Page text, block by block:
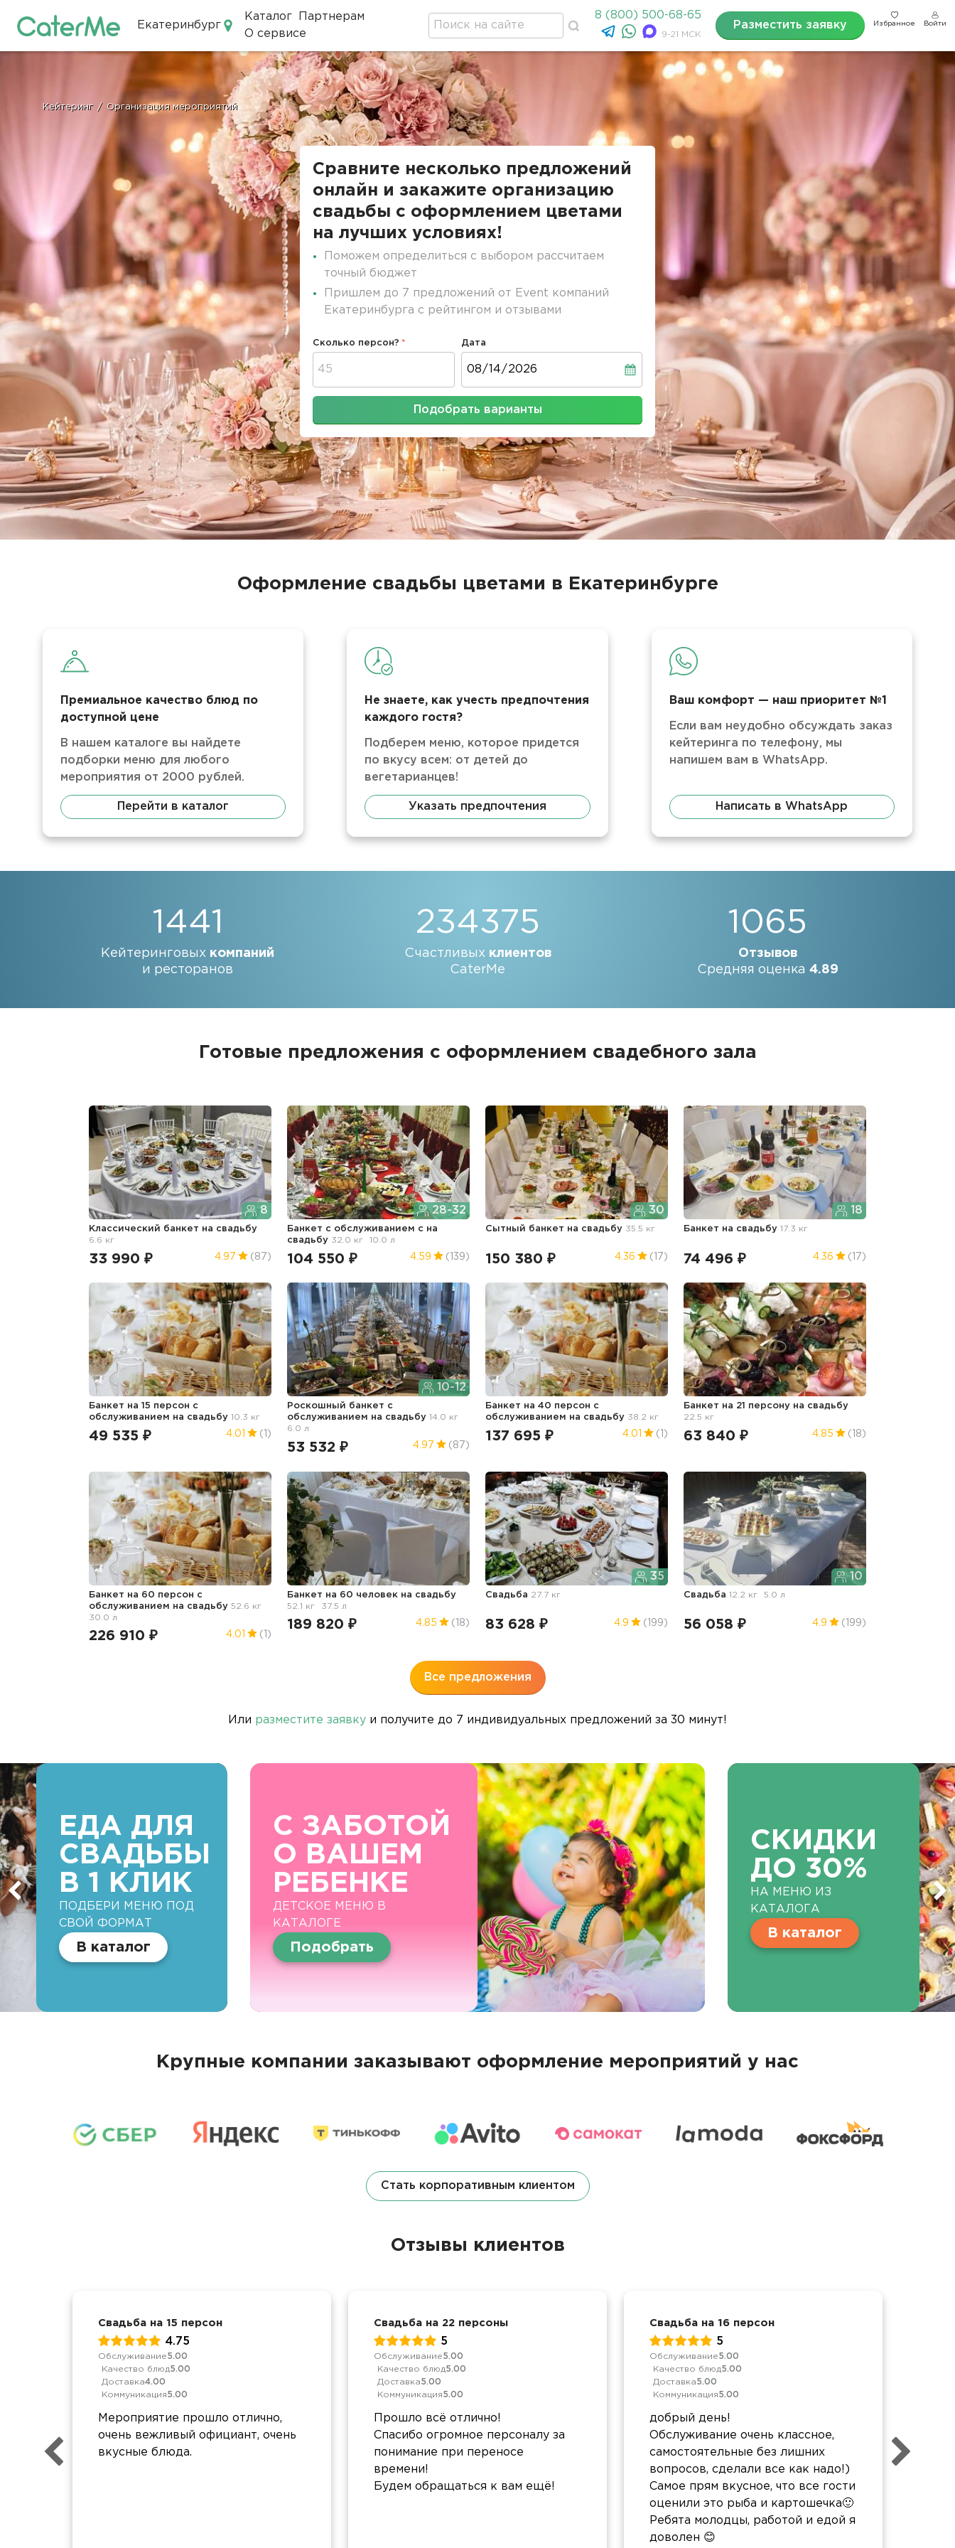
Екатеринбург
Каталог
Партнерам
О сервисе
8 (800) 500-68-65
9-21 МСК
Разместить заявку Избранное Войти
Строка
Кейтеринг / Организация мероприятий
Сравните несколько предложений
онлайн и закажите организацию
свадьбы с оформлением цветами
на лучших условиях!
Поможем определиться с выбором рассчитаем
точный бюджет
Пришлем до 7 предложений от Event компаний
Екатеринбурга с рейтингом и отзывами
Сколько персон? Дата
Подобрать варианты
Оформление свадьбы цветами в Екатеринбурге
Премиальное качество блюд по
доступной цене
В нашем каталоге вы найдете
подборки меню для любого
мероприятия от 2000 рублей.
Перейти в каталог
Не знаете, как учесть предпочтения
каждого гостя?
Подберем меню, которое придется
по вкусу всем: от детей до
вегетарианцев!
Указать предпочтения
Ваш комфорт — наш приоритет №1
Если вам неудобно обсуждать заказ
кейтеринга по телефону, мы
напишем вам в WhatsApp.
Написать в WhatsApp
1441
Кейтеринговых компаний
и ресторанов
234375
Счастливых клиентов
CaterMe
1065
Отзывов
Средняя оценка 4.89
Готовые предложения с оформлением свадебного зала
8
Классический банкет на свадьбу
6.6 кг
33 990 ₽ 4.97 (87)
28-32
Банкет с обслуживанием с на
свадьбу 32.0 кг 10.0 л
104 550 ₽ 4.59 (139)
30
Сытный банкет на свадьбу 35.5 кг
150 380 ₽ 4.36 (17)
18
Банкет на свадьбу 17.3 кг
74 496 ₽ 4.36 (17)
Банкет на 15 персон с
обслуживанием
на свадьбу 10.3 кг
49 535 ₽ 4.01 (1)
10-12
Роскошный банкет с
обслуживанием
на свадьбу
14.0 кг
6.0 л
53 532 ₽ 4.97 (87)
Банкет на 40 персон с
обслуживанием
на свадьбу 38.2 кг
137 695 ₽ 4.01 (1)
Банкет на 21 персону на свадьбу
22.5 кг
63 840 ₽ 4.85 (18)
Банкет на 60 персон с
обслуживанием на свадьбу 52.6 кг
30.0 л
226 910 ₽ 4.01 (1)
Банкет на 60 человек на свадьбу
52.1 кг
37.5 л
189 820 ₽ 4.85 (18)
35
Свадьба 27.7 кг
83 628 ₽ 4.9 (199)
10
Свадьба12.2 кг 5.0 л
56 058 ₽ 4.9 (199)
Все предложения
Или разместите заявку и получите до 7 индивидуальных предложений за 30 минут!
ЕДА ДЛЯ
СВАДЬБЫ
В 1 КЛИК
ПОДБЕРИ МЕНЮ ПОД
СВОЙ ФОРМАТ
В каталог
С ЗАБОТОЙ
О ВАШЕМ
РЕБЕНКЕ
ДЕТСКОЕ МЕНЮ В
КАТАЛОГЕ
Подобрать
СКИДКИ
ДО 30%
НА МЕНЮ ИЗ
КАТАЛОГА
В каталог
Крупные компании заказывают оформление мероприятий у нас
Стать корпоративным клиентом
Отзывы клиентов
Свадьба на 15 персон
4.75
Обслуживание5.00
Качество блюд5.00
Доставка4.00
Коммуникация5.00
Мероприятие прошло отлично,
очень вежливый официант, очень
вкусные блюда.
Свадьба на 22 персоны
5
Обслуживание5.00
Качество блюд5.00
Доставка5.00
Коммуникация5.00
Прошло всё отлично!
Спасибо огромное персоналу за
понимание при переносе
времени!
Будем обращаться к вам ещё!
Свадьба на 16 персон
5
Обслуживание5.00
Качество блюд5.00
Доставка5.00
Коммуникация5.00
добрый день!
Обслуживание очень классное,
самостоятельные без лишних
вопросов, сделали все как надо!)
Самое прям вкусное, что все гости
оценили это рыба и картошечка🙂
Ребята молодцы, работой и едой я
доволен 😊